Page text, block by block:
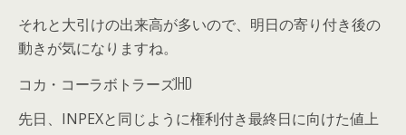
それと大引けの出来高が多いので、明日の寄り付き後の
動きが気になりますね。
コカ・コーラボトラーズJHD
先日、INPEXと同じように権利付き最終日に向けた値上